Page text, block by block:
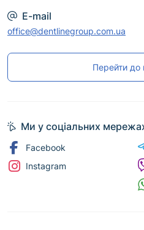
E-mail
office@dentlinegroup.com.ua
Перейти до
Ми у соціальних
Facebook
Instagram